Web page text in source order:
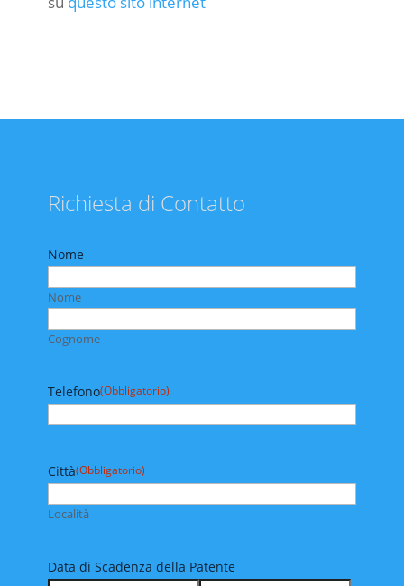
Richiesta di Contatto
Nome
Nome
Cognome
Telefono(Obbligatorio)
Città(Obbligatorio)
Località
Data di Scadenza della Patente